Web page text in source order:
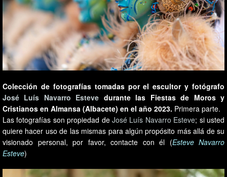
Colección de fotografías tomadas por el escultor y fotógrafo
José Luís Navarro Esteve durante las Fiestas de Moros y
Cristianos en Almansa (Albacete) en el año 2023. Primera parte.
Las fotografías son propiedad de José Luís Navarro Esteve; si usted
quiere hacer uso de las mismas para algún propósito más allá de su
visionado personal, por favor, contacte con él (Esteve Navarro
Esteve)